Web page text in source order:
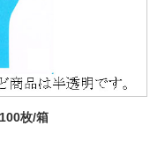
枚/箱